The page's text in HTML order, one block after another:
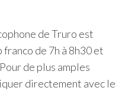
de Truro est
de 7h à 8h30 et
de plus amples
directement avec le